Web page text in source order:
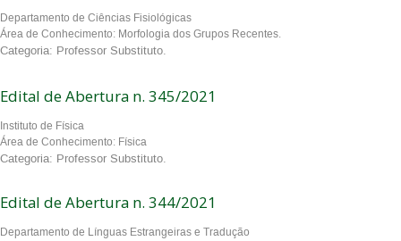
Departamento de Ciências Fisiológicas
Área de Conhecimento: Morfologia dos Grupos Recentes.
Categoria: Professor Substituto.
Edital de Abertura n. 345/2021
Instituto de Física
Área de Conhecimento: Física
Categoria: Professor Substituto.
Edital de Abertura n. 344/2021
Departamento de Línguas Estrangeiras e Tradução